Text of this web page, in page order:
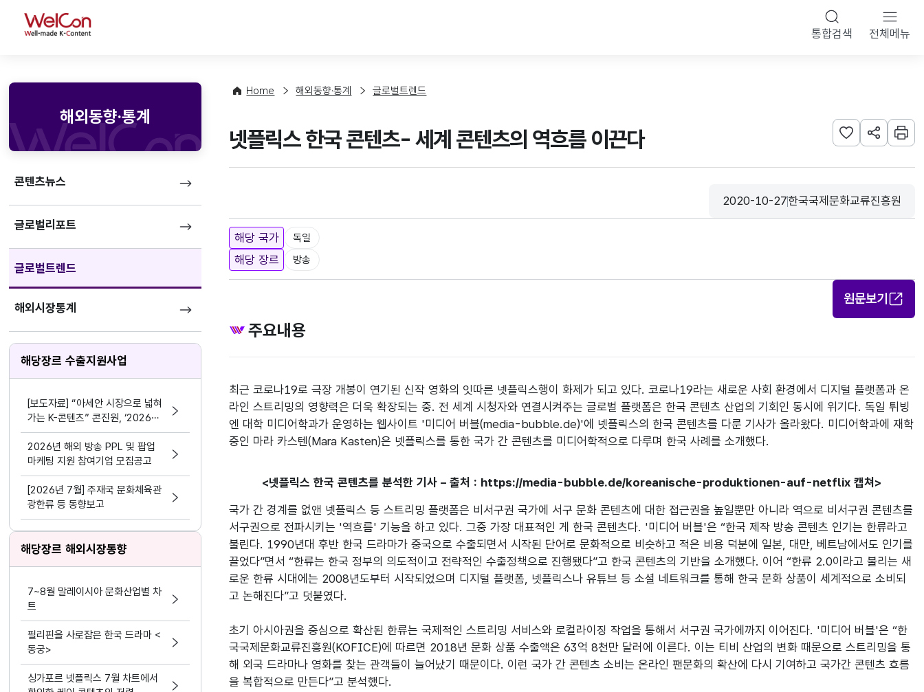
WelCon 통합검색 전체메뉴
해외동향·통계
콘텐츠뉴스
글로벌리포트
글로벌트렌드
해외시장통계
해당장르 수출지원사업
[보도자료] “아세안 시장으로 넓혀
가는 K-콘텐츠” 콘진원, ‘2026
한-아세안 K-콘텐츠 비즈위크’성공
적 마무리
2026년 해외 방송 PPL 및 팝업
마케팅 지원 참여기업 모집공고
[2026년 7월] 주재국 문화체육관
광한류 등 동향보고
해당장르 해외시장동향
7~8월 말레이시아 문화산업별 차
트
필리핀을 사로잡은 한국 드라마 <
동궁>
싱가포르 넷플릭스 7월 차트에서
Home 해외동향·통계 글로벌트렌드
넷플릭스 한국 콘텐츠- 세계 콘텐츠의 역흐름 이끈다 관심사 등록하기
URL 공유하
인쇄
등록일
2020-10-27
수집기관
한국국제문화교류진흥원
해당 국가 독일
해당 장르 방송
원문보기
주요내용
최근 코로나19로 극장 개봉이 연기된 신작 영화의 잇따른 넷플릭스행이 화제가 되고 있다. 코로나19라는 새로운 사회 환경에서 디지털 플랫폼과 온
라인 스트리밍의 영향력은 더욱 확장되는 중. 전 세계 시청자와 연결시켜주는 글로벌 플랫폼은 한국 콘텐츠 산업의 기회인 동시에 위기다. 독일 튀빙
엔 대학 미디어학과가 운영하는 웹사이트 '미디어 버블(media-bubble.de)'에 넷플릭스의 한국 콘텐츠를 다룬 기사가 올라왔다. 미디어학과에 재학
중인 마라 카스텐(Mara Kasten)은 넷플릭스를 통한 국가 간 콘텐츠를 미디어학적으로 다루며 한국 사례를 소개했다.
<넷플릭스 한국 콘텐츠를 분석한 기사 – 출처 : https://media-bubble.de/koreanische-produktionen-auf-netflix 캡쳐>
국가 간 경계를 없앤 넷플릭스 등 스트리밍 플랫폼은 비서구권 국가에 서구 문화 콘텐츠에 대한 접근권을 높일뿐만 아니라 역으로 비서구권 콘텐츠를
서구권으로 전파시키는 '역흐름' 기능을 하고 있다. 그중 가장 대표적인 게 한국 콘텐츠다. '미디어 버블'은 “한국 제작 방송 콘텐츠 인기는 한류라고
불린다. 1990년대 후반 한국 드라마가 중국으로 수출되면서 시작된 단어로 문화적으로 비슷하고 적은 비용 덕분에 일본, 대만, 베트남에서도 인기를
끌었다”면서 “한류는 한국 정부의 의도적이고 전략적인 수출정책으로 진행됐다”고 한국 콘텐츠의 기반을 소개했다. 이어 “한류 2.0이라고 불리는 새
로운 한류 시대에는 2008년도부터 시작되었으며 디지털 플랫폼, 넷플릭스나 유튜브 등 소셜 네트워크를 통해 한국 문화 상품이 세계적으로 소비되
고 논해진다”고 덧붙였다.
초기 아시아권을 중심으로 확산된 한류는 국제적인 스트리밍 서비스와 로컬라이징 작업을 통해서 서구권 국가에까지 이어진다. '미디어 버블'은 “한
국국제문화교류진흥원(KOFICE)에 따르면 2018년 문화 상품 수출액은 63억 8천만 달러에 이른다. 이는 티비 산업의 변화 때문으로 스트리밍을 통
해 외국 드라마나 영화를 찾는 관객들이 늘어났기 때문이다. 이런 국가 간 콘텐츠 소비는 온라인 팬문화의 확산에 다시 기여하고 국가간 콘텐츠 흐름
을 복합적으로 만든다”고 분석했다.